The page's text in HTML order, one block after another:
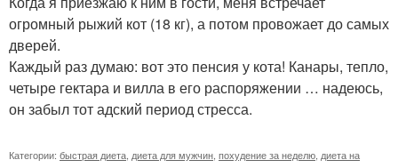
огромный рыжий кот (18 кг), а потом провожает до самых
дверей.
Каждый раз думаю: вот это пенсия у кота! Канары, тепло,
четыре гектара и вилла в его распоряжении … надеюсь,
он забыл тот адский период стресса.
Категории: быстрая диета диета для мужчин похудение за неделю диета на